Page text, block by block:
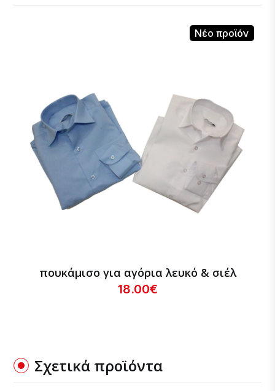
Νέο προϊόν
πουκάμισο για αγόρια λευκό & σιέλ
18.00€
Σχετικά προϊόντα